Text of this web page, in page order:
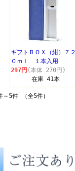
ギフトＢＯＸ（紺）７２
０ｍｌ １本入用
297円 (本体 270円)
在庫 41本
～5件 （全5件）